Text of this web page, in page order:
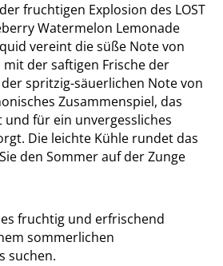
fruchtigen Explosion des LOST
Watermelon Lemonade
vereint die süße Note von
der saftigen Frische der
spritzig-säuerlichen Note von
Zusammenspiel, das
und für ein unvergessliches
Die leichte Kühle rundet das
den Sommer auf der Zunge
fruchtig und erfrischend
sommerlichen
suchen.